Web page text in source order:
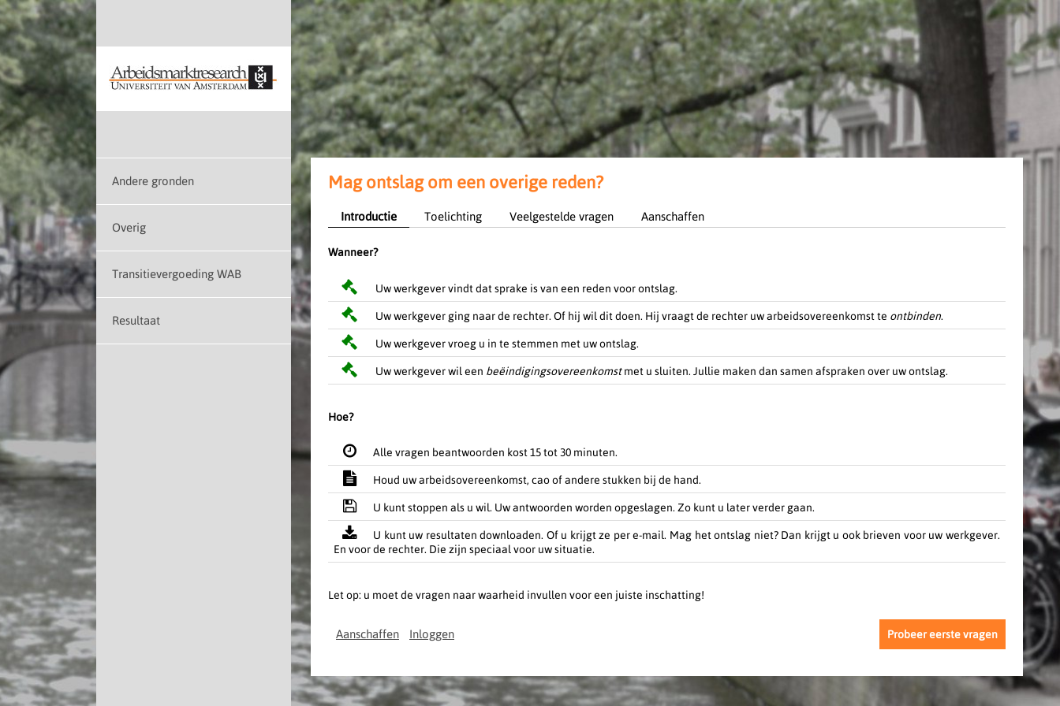
Andere gronden
Overig
Transitievergoeding WAB
Resultaat
Mag ontslag om een overige reden?
Introductie Toelichting Veelgestelde vragen Aanschaffen
Wanneer?
Uw werkgever vindt dat sprake is van een reden voor ontslag.
Uw werkgever ging naar de rechter. Of hij wil dit doen. Hij vraagt de rechter uw arbeidsovereenkomst te ontbinden.
Uw werkgever vroeg u in te stemmen met uw ontslag.
Uw werkgever wil een beëindigingsovereenkomstmet u sluiten. Jullie maken dan samen afspraken over uw ontslag.
Hoe?
Alle vragen beantwoorden kost 15 tot 30 minuten.
Houd uw arbeidsovereenkomst, cao of andere stukken bij de hand.
U kunt stoppen als u wil. Uw antwoorden worden opgeslagen. Zo kunt u later verder gaan.
U kunt uw resultaten downloaden. Of u krijgt ze per e-mail. Mag het ontslag niet? Dan krijgt u ook brieven voor uw werkgever.
En voor de rechter. Die zijn speciaal voor uw situatie.
Let op: u moet de vragen naar waarheid invullen voor een juiste inschatting!
Probeer eerste vragen
Aanschaffen Inloggen